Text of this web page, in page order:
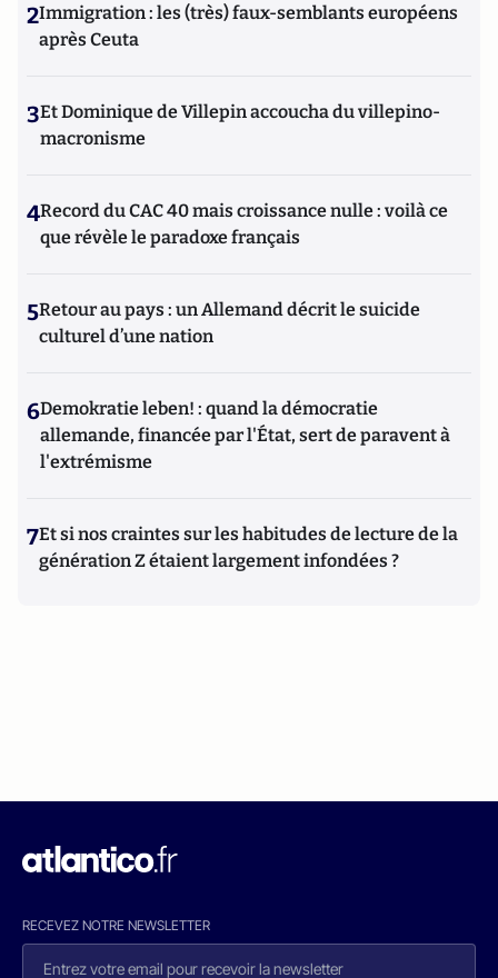
2Immigration : les (très) faux-semblants européens
après Ceuta
3Et Dominique de Villepin accoucha du villepino-
macronisme
4Record du CAC 40 mais croissance nulle : voilà ce
que révèle le paradoxe français
5Retour au pays : un Allemand décrit le suicide
culturel d’une nation
6Demokratie leben! : quand la démocratie
allemande, financée par l'État, sert de paravent à
l'extrémisme
7Et si nos craintes sur les habitudes de lecture de la
génération Z étaient largement infondées ?
RECEVEZ NOTRE NEWSLETTER